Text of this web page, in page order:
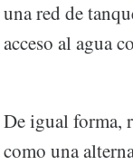
una red de
acceso al agua
De igual forma,
como una